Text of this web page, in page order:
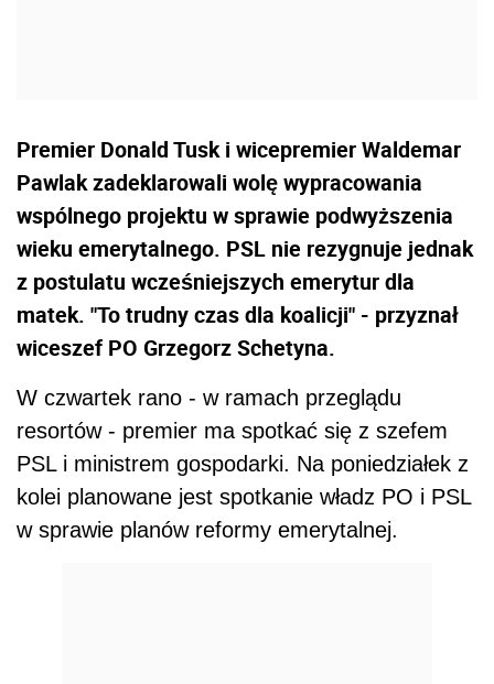
Premier Donald Tusk i wicepremier Waldemar
Pawlak zadeklarowali wolę wypracowania
wspólnego projektu w sprawie podwyższenia
wieku emerytalnego. PSL nie rezygnuje jednak
z postulatu wcześniejszych emerytur dla
matek. "To trudny czas dla koalicji" - przyznał
wiceszef PO Grzegorz Schetyna.
W czwartek rano - w ramach przeglądu
resortów - premier ma spotkać się z szefem
PSL i ministrem gospodarki. Na poniedziałek z
kolei planowane jest spotkanie władz PO i PSL
w sprawie planów reformy emerytalnej.